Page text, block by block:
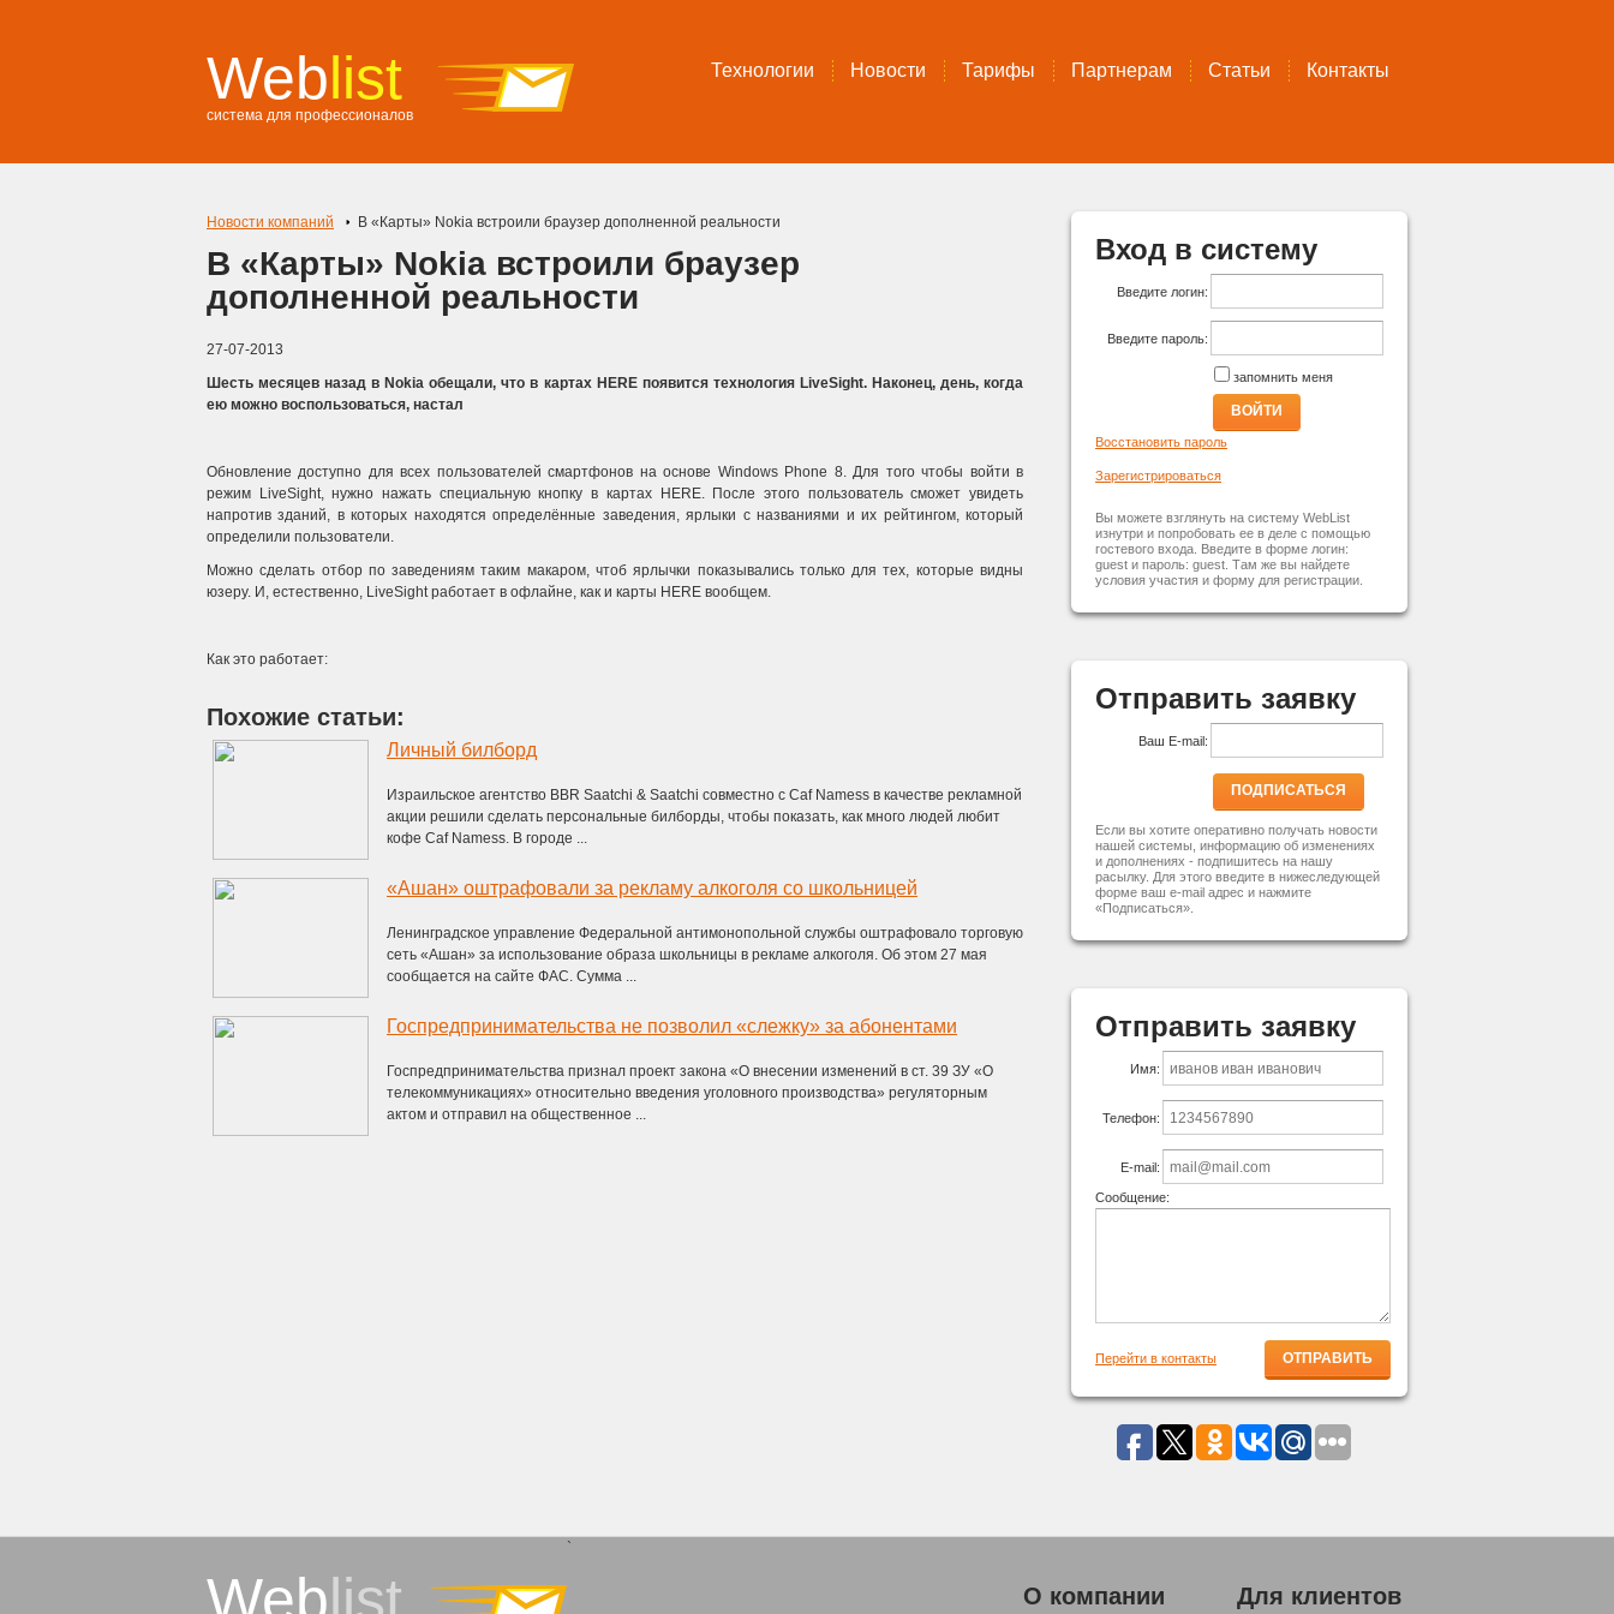
Weblist
система для профессионалов
Технологии Новости Тарифы Партнерам Статьи Контакты
Новости компаний В «Карты» Nokia встроили браузер дополненной реальности
В «Карты» Nokia встроили браузер
дополненной реальности
27-07-2013
Шесть месяцев назад в Nokia обещали, что в картах HERE появится технология LiveSight. Наконец, день, когда
ею можно воспользоваться, настал
Обновление доступно для всех пользователей смартфонов на основе Windows Phone 8. Для того чтобы войти в
режим LiveSight, нужно нажать специальную кнопку в картах HERE. После этого пользователь сможет увидеть
напротив зданий, в которых находятся определённые заведения, ярлыки с названиями и их рейтингом, который
определили пользователи.
Можно сделать отбор по заведениям таким макаром, чтоб ярлычки показывались только для тех, которые видны
юзеру. И, естественно, LiveSight работает в офлайне, как и карты HERE вообщем.
Как это работает:
Похожие статьи:
Личный билборд
Израильское агентство BBR Saatchi & Saatchi совместно с Caf Namess в качестве рекламной
акции решили сделать персональные билборды, чтобы показать, как много людей любит
кофе Caf Namess. В городе ...
«Ашан» оштрафовали за рекламу алкоголя со школьницей
Ленинградское управление Федеральной антимонопольной службы оштрафовало торговую
сеть «Ашан» за использование образа школьницы в рекламе алкоголя. Об этом 27 мая
сообщается на сайте ФАС. Сумма ...
Госпредпринимательства не позволил «слежку» за абонентами
Госпредпринимательства признал проект закона «О внесении изменений в ст. 39 ЗУ «О
телекоммуникациях» относительно введения уголовного производства» регуляторным
актом и отправил на общественное ...
Вход в систему
Введите логин:
Введите пароль:
запомнить меня
ВОЙТИ
Восстановить пароль
Зарегистрироваться
Вы можете взглянуть на систему WebList
изнутри и попробовать ее в деле с помощью
гостевого входа. Введите в форме логин:
guest и пароль: guest. Там же вы найдете
условия участия и форму для регистрации.
Отправить заявку
Ваш E-mail:
ПОДПИСАТЬСЯ
Если вы хотите оперативно получать новости
нашей системы, информацию об изменениях
и дополнениях - подпишитесь на нашу
расылку. Для этого введите в нижеследующей
форме ваш e-mail адрес и нажмите
«Подписаться».
Отправить заявку
Имя:
Телефон:
E-mail:
Сообщение:
Перейти в контакты
Weblist
`
О компании Для клиентов